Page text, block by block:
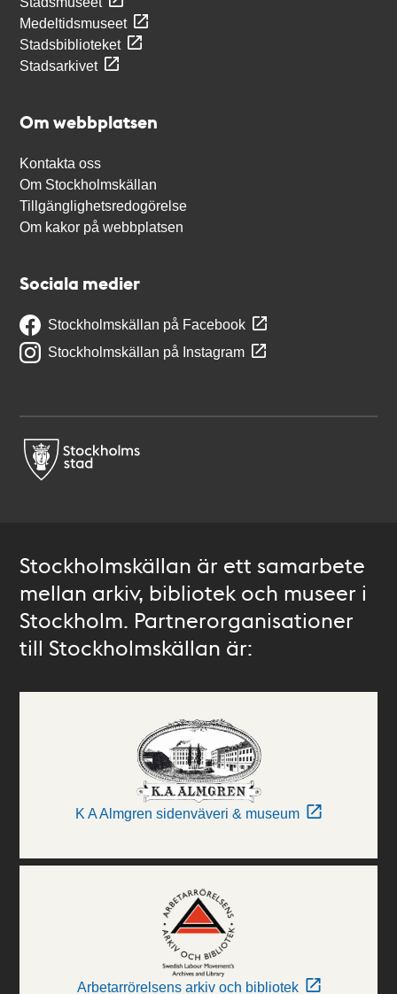
Medeltidsmuseet
Stadsbiblioteket
Stadsarkivet
Om webbplatsen
Kontakta oss
Om Stockholmskällan
Tillgänglighetsredogörelse
Om kakor på webbplatsen
Sociala medier
Stockholmskällan på Facebook
Stockholmskällan på Instagram
Stockholmskällan är ett samarbete
mellan arkiv, bibliotek och museer i
Stockholm. Partnerorganisationer
till Stockholmskällan är:
K A Almgren sidenväveri & museum
Arbetarrörelsens arkiv och bibliotek